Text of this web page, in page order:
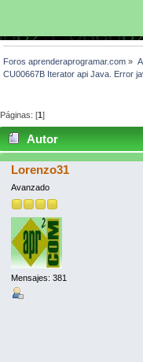
Foros aprenderaprogramar.com »
CU00667B Iterator api Java. Error
Páginas: [1]
Autor
Exception (Leído 4183
Lorenzo31
Avanzado
Mensajes: 381